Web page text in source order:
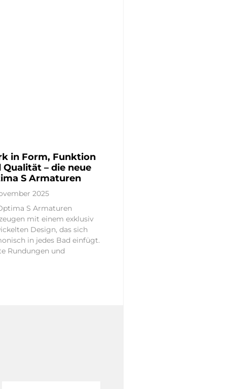
in Form, Funktion
Qualität – die neue
S Armaturen
2025
S Armaturen
mit einem exklusiv
Design, das sich
in jedes Bad einfügt.
Rundungen und